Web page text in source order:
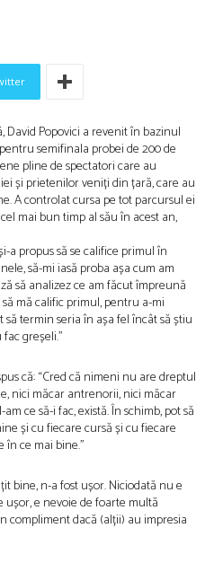
Popovici a revenit în bazinul
semifinala probei de 200 de
pline de spectatori care au
și prietenilor veniți din țară, care au
A controlat cursa pe tot parcursul ei
mai bun timp al său în acest an,
a propus să se califice primul în
să-mi iasă proba așa cum am
să analizez ce am făcut împreună
mă calific primul, pentru a-mi
termin seria în așa fel încât să știu
greșeli.”
că: “Cred că nimeni nu are dreptul
nici măcar antrenorii, nici măcar
ce să-i fac, există. În schimb, pot să
și cu fiecare cursă și cu fiecare
în ce mai bine.”
bine, n-a fost ușor. Niciodată nu e
ușor, e nevoie de foarte multă
compliment dacă (alții) au impresia